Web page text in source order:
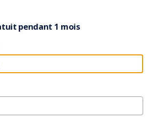
collaborateur a droit en
qui réunit catalogue,
reporting — prête pour l'audit
démo → Quels modules ?
pendant 1 mois